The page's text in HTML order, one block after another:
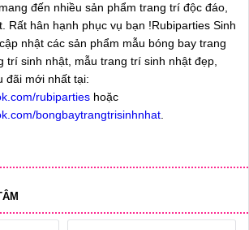
đến nhiều sản phẩm trang trí độc đáo,
Rất hân hạnh phục vụ bạn !Rubiparties Sinh
nhật các sản phẩm mẫu bóng bay trang
trí sinh nhật, mẫu trang trí sinh nhật đẹp,
đãi mới nhất tại:
rubiparties hoặc
bongbaytrangtrisinhnhat